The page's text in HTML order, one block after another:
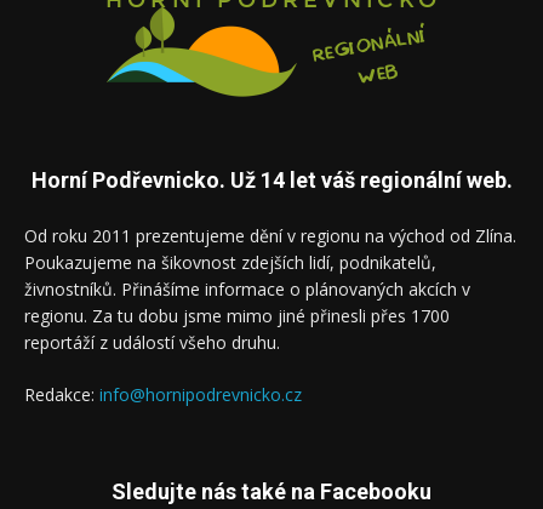
Horní Podřevnicko. Už 14 let váš regionální web.
Od roku 2011 prezentujeme dění v regionu na východ od Zlína.
Poukazujeme na šikovnost zdejších lidí, podnikatelů,
živnostníků. Přinášíme informace o plánovaných akcích v
regionu. Za tu dobu jsme mimo jiné přinesli přes 1700
reportáží z událostí všeho druhu.
Redakce: info@hornipodrevnicko.cz
Sledujte nás také na Facebooku